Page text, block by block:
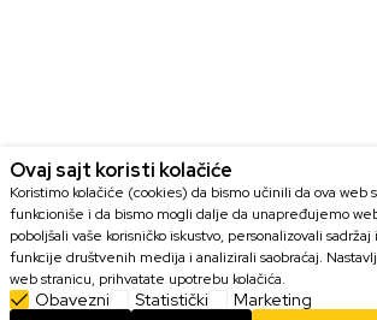
Ovaj sajt koristi kolačiće
Koristimo kolačiće (cookies) da bismo učinili da ova web
funkcioniše i da bismo mogli dalje da unapređujemo
poboljšali vaše korisničko iskustvo, personalizovali
funkcije društvenih medija i analizirali saobraćaj.
web stranicu, prihvatate upotrebu kolačića.
Obavezni Statistički Marketing